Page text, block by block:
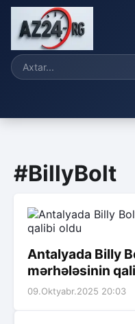
#BillyBolt
Antalyada Billy
mərhələsinin
09.Oktyabr.2025 20:03